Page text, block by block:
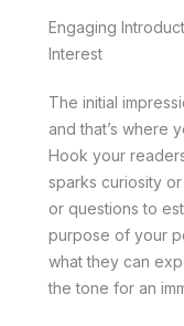
Engaging
Interest
The initial
and that’s where
Hook your
sparks curiosity
or questions to
purpose of your
what they can
the tone for an